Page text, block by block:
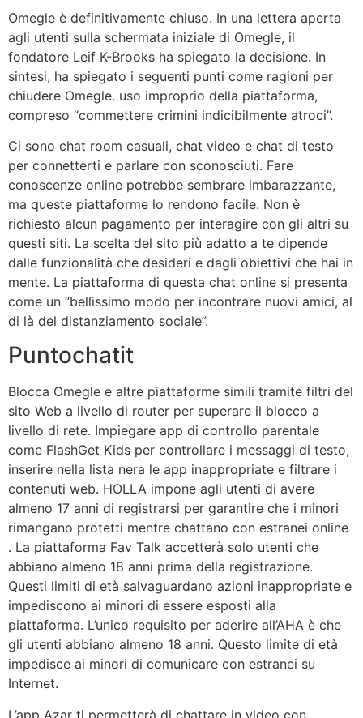
Omegle è definitivamente chiuso. In una lettera aperta
agli utenti sulla schermata iniziale di Omegle, il
fondatore Leif K-Brooks ha spiegato la decisione. In
sintesi, ha spiegato i seguenti punti come ragioni per
chiudere Omegle. uso improprio della piattaforma,
compreso “commettere crimini indicibilmente atroci”.
Ci sono chat room casuali, chat video e chat di testo
per connetterti e parlare con sconosciuti. Fare
conoscenze online potrebbe sembrare imbarazzante,
ma queste piattaforme lo rendono facile. Non è
richiesto alcun pagamento per interagire con gli altri su
questi siti. La scelta del sito più adatto a te dipende
dalle funzionalità che desideri e dagli obiettivi che hai in
mente. La piattaforma di questa chat online si presenta
come un “bellissimo modo per incontrare nuovi amici, al
di là del distanziamento sociale”.
Puntochatit
Blocca Omegle e altre piattaforme simili tramite filtri del
sito Web a livello di router per superare il blocco a
livello di rete. Impiegare app di controllo parentale
come FlashGet Kids per controllare i messaggi di testo,
inserire nella lista nera le app inappropriate e filtrare i
contenuti web. HOLLA impone agli utenti di avere
almeno 17 anni di registrarsi per garantire che i minori
rimangano protetti mentre chattano con estranei online
. La piattaforma Fav Talk accetterà solo utenti che
abbiano almeno 18 anni prima della registrazione.
Questi limiti di età salvaguardano azioni inappropriate e
impediscono ai minori di essere esposti alla
piattaforma. L’unico requisito per aderire all’AHA è che
gli utenti abbiano almeno 18 anni. Questo limite di età
impedisce ai minori di comunicare con estranei su
Internet.
L’app Azar ti permetterà di chattare in video con